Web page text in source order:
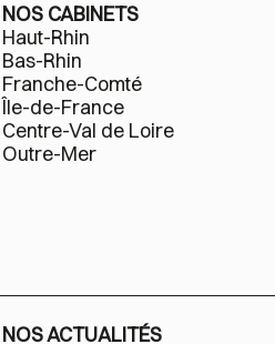
NOS CABINETS
Haut-Rhin
Bas-Rhin
Franche-Comté
Île-de-France
Centre-Val de Loire
Outre-Mer
NOS ACTUALITÉS